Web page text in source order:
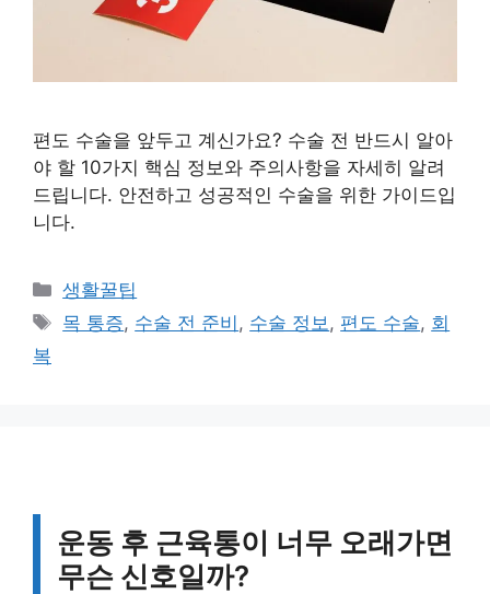
편도 수술을 앞두고 계신가요? 수술 전 반드시 알아
야 할 10가지 핵심 정보와 주의사항을 자세히 알려
드립니다. 안전하고 성공적인 수술을 위한 가이드입
니다.
카
테
고
생활꿀팁
태
목 통증, 수술 전 준비 , 수술 정보 , 편도 수술, 회
복
운동 후 근육통이 너무 오래가면
무슨 신호일까?